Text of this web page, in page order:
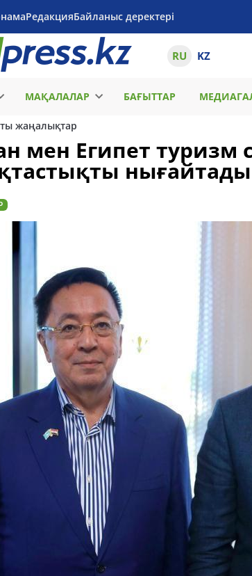
РедакцияБайланыс деректері
RU KZ
МАҚАЛАЛАР БАҒЫТТАР
жаңалықтар
мен Египет туризм
нығайтады